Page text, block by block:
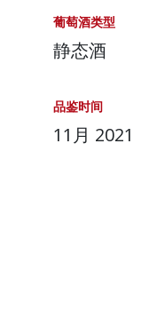
葡萄酒类型
静态酒
品鉴时间
11月 2021